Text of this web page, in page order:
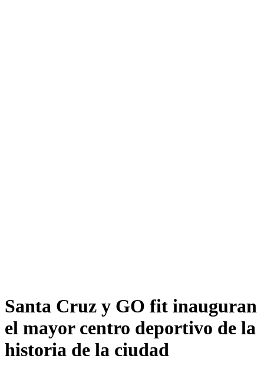
Santa Cruz y GO fit inauguran
el mayor centro deportivo de la
historia de la ciudad